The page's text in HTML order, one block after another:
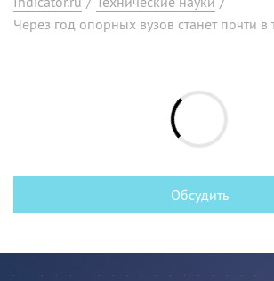
Через год опорных вузов станет почти
Обсудить